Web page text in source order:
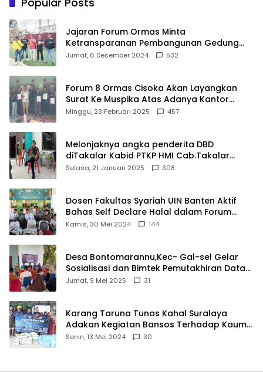
Jajaran Forum Ormas Minta
Ketransparanan Pembangunan Gedung
Damkar Di Kecamatan Cisoka
Jumat, 6 Desember 2024 532
Forum 8 Ormas Cisoka Akan Layangkan
Surat Ke Muspika Atas Adanya Kantor
Matel di Cisoka
Minggu, 23 Februari 2025 457
Melonjaknya angka penderita DBD
diTakalar Kabid PTKP HMI Cab.Takalar
angkat bicara
Selasa, 21 Januari 2025 308
Dosen Fakultas Syariah UIN Banten Aktif
Bahas Self Declare Halal dalam Forum
Ijtima Ulama MUI
Kamis, 30 Mei 2024 144
Desa Bontomarannu,Kec- Gal-sel Gelar
Sosialisasi dan Bimtek Pemutakhiran Data
ID
Jumat, 9 Mei 2025 31
Karang Taruna Tunas Kahal Suralaya
Adakan Kegiatan Bansos Terhadap Kaum
Dhuafa dan Anak Yatim-Piatu
Senin, 13 Mei 2024 30